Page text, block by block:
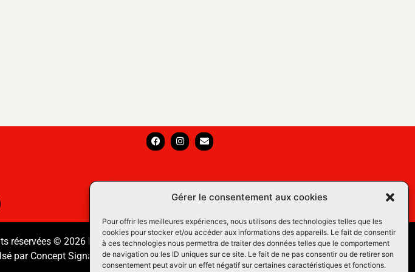
Gérer le consentement aux cookies
Pour offrir les meilleures expériences, nous utilisons des technologies telles que les
cookies pour stocker et/ou accéder aux informations des appareils. Le fait de consentir
à ces technologies nous permettra de traiter des données telles que le comportement
de navigation ou les ID uniques sur ce site. Le fait de ne pas consentir ou de retirer son
consentement peut avoir un effet négatif sur certaines caractéristiques et fonctions.
réservées © 2026 Équipements Équins LM
par Concept Signature Les Pros du Web